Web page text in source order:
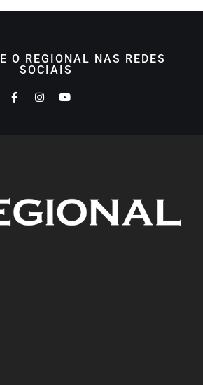
O REGIONAL NAS REDES
SOCIAIS